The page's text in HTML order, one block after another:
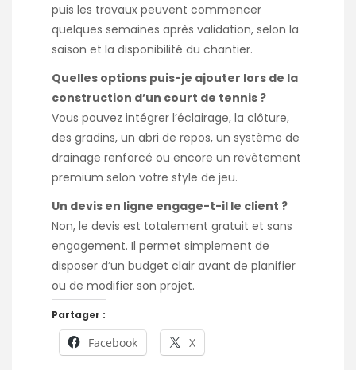
puis les travaux peuvent commencer
quelques semaines après validation, selon la
saison et la disponibilité du chantier.
Quelles options puis-je ajouter lors de la
construction d’un court de tennis ?
Vous pouvez intégrer l’éclairage, la clôture,
des gradins, un abri de repos, un système de
drainage renforcé ou encore un revêtement
premium selon votre style de jeu.
Un devis en ligne engage-t-il le client ?
Non, le devis est totalement gratuit et sans
engagement. Il permet simplement de
disposer d’un budget clair avant de planifier
ou de modifier son projet.
Partager :
Facebook X